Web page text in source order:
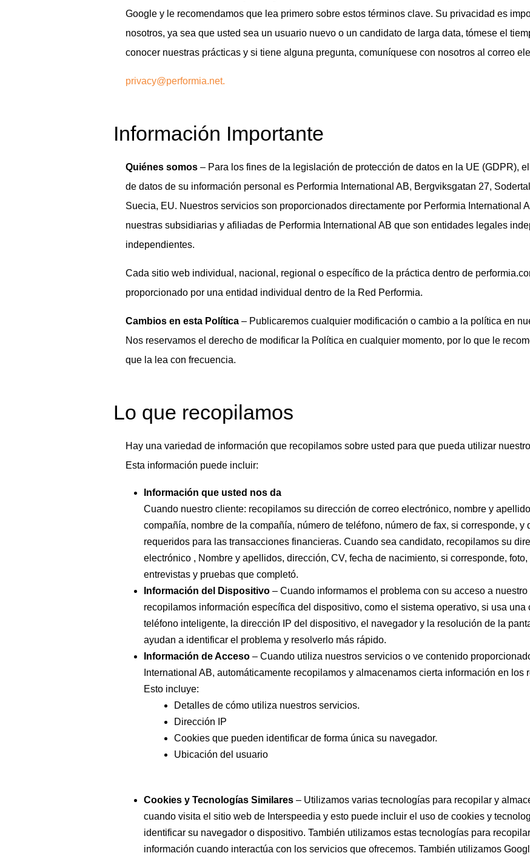
Google y le recomendamos que lea primero sobre estos términos clave. Su privacidad es
nosotros, ya sea que usted sea un usuario nuevo o un candidato de larga data, tómese el
conocer nuestras prácticas y si tiene alguna pregunta, comuníquese con nosotros al correo
privacy@performia.net.
Información Importante
Quiénes somos – Para los fines de la legislación de protección de datos en la UE (GDPR),
de datos de su información personal es Performia International AB, Bergviksgatan 27,
Suecia, EU. Nuestros servicios son proporcionados directamente por Performia International
nuestras subsidiarias y afiliadas de Performia International AB que son entidades legales
independientes.
Cada sitio web individual, nacional, regional o específico de la práctica dentro de
proporcionado por una entidad individual dentro de la Red Performia.
Cambios en esta Política – Publicaremos cualquier modificación o cambio a la política en
Nos reservamos el derecho de modificar la Política en cualquier momento, por lo que le
que la lea con frecuencia.
Lo que recopilamos
Hay una variedad de información que recopilamos sobre usted para que pueda utilizar
Esta información puede incluir:
Información que usted nos da
Cuando nuestro cliente: recopilamos su dirección de correo electrónico, nombre y
compañía, nombre de la compañía, número de teléfono, número de fax, si corresponde, y
requeridos para las transacciones financieras. Cuando sea candidato, recopilamos su
electrónico , Nombre y apellidos, dirección, CV, fecha de nacimiento, si corresponde,
entrevistas y pruebas que completó.
Información del Dispositivo – Cuando informamos el problema con su acceso a
recopilamos información específica del dispositivo, como el sistema operativo, si usa una
teléfono inteligente, la dirección IP del dispositivo, el navegador y la resolución de la
ayudan a identificar el problema y resolverlo más rápido.
Información de Acceso – Cuando utiliza nuestros servicios o ve contenido
International AB, automáticamente recopilamos y almacenamos cierta información en los
Esto incluye:
Detalles de cómo utiliza nuestros servicios.
Dirección IP
Cookies que pueden identificar de forma única su navegador.
Ubicación del usuario
Cookies y Tecnologías Similares – Utilizamos varias tecnologías para recopilar y
cuando visita el sitio web de Interspeedia y esto puede incluir el uso de cookies y
identificar su navegador o dispositivo. También utilizamos estas tecnologías para
información cuando interactúa con los servicios que ofrecemos. También utilizamos